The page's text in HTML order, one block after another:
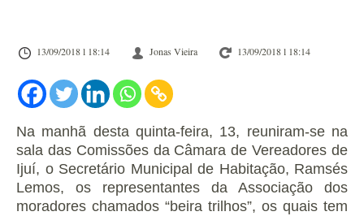
13/09/2018 l 18:14 Jonas Vieira 13/09/2018 l 18:14
Na manhã desta quinta-feira, 13, reuniram-se na
sala das Comissões da Câmara de Vereadores de
Ijuí, o Secretário Municipal de Habitação, Ramsés
Lemos, os representantes da Associação dos
moradores chamados “beira trilhos”, os quais tem